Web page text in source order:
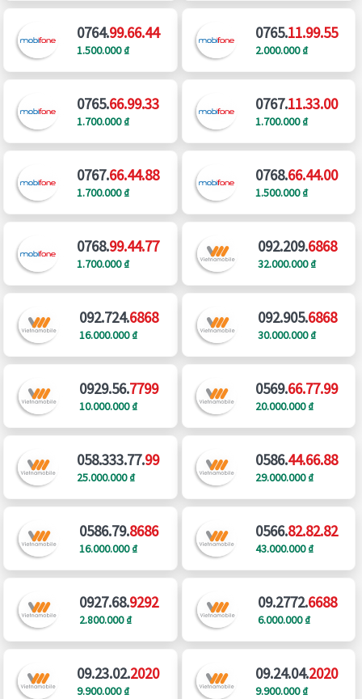
0764.99.66.44
1.500.000 ₫
0765.11.99.55
2.000.000 ₫
0765.66.99.33
1.700.000 ₫
0767.11.33.00
1.700.000 ₫
0767.66.44.88
1.700.000 ₫
0768.66.44.00
1.500.000 ₫
0768.99.44.77
1.700.000 ₫
092.209.6868
32.000.000 ₫
092.724.6868
16.000.000 ₫
092.905.6868
30.000.000 ₫
0929.56.7799
10.000.000 ₫
0569.66.77.99
20.000.000 ₫
058.333.77.99
25.000.000 ₫
0586.44.66.88
29.000.000 ₫
0586.79.8686
16.000.000 ₫
0566.82.82.82
43.000.000 ₫
0927.68.9292
2.800.000 ₫
09.2772.6688
6.000.000 ₫
09.23.02.2020
9.900.000 ₫
09.24.04.2020
9.900.000 ₫